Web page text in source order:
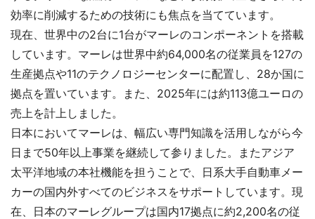
効率に削減するための技術にも焦点を当てています。
現在、世界中の2台に1台がマーレのコンポーネントを搭載
しています。マーレは世界中約64,000名の従業員を127の
生産拠点や11のテクノロジーセンターに配置し、28か国に
拠点を置いています。また、2025年には約113億ユーロの
売上を計上しました。
日本においてマーレは、幅広い専門知識を活用しながら今
日まで50年以上事業を継続して参りました。またアジア
太平洋地域の本社機能を担うことで、日系大手自動車メー
カーの国内外すべてのビジネスをサポートしています。現
在、日本のマーレグループは国内17拠点に約2,200名の従